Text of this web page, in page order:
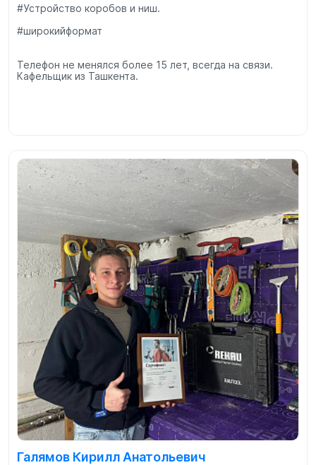
#Устройство коробов и ниш.
#широкийформат
Телефон не менялся более 15 лет, всегда на связи.
Кафельщик из Ташкента.
Галямов Кирилл Анатольевич